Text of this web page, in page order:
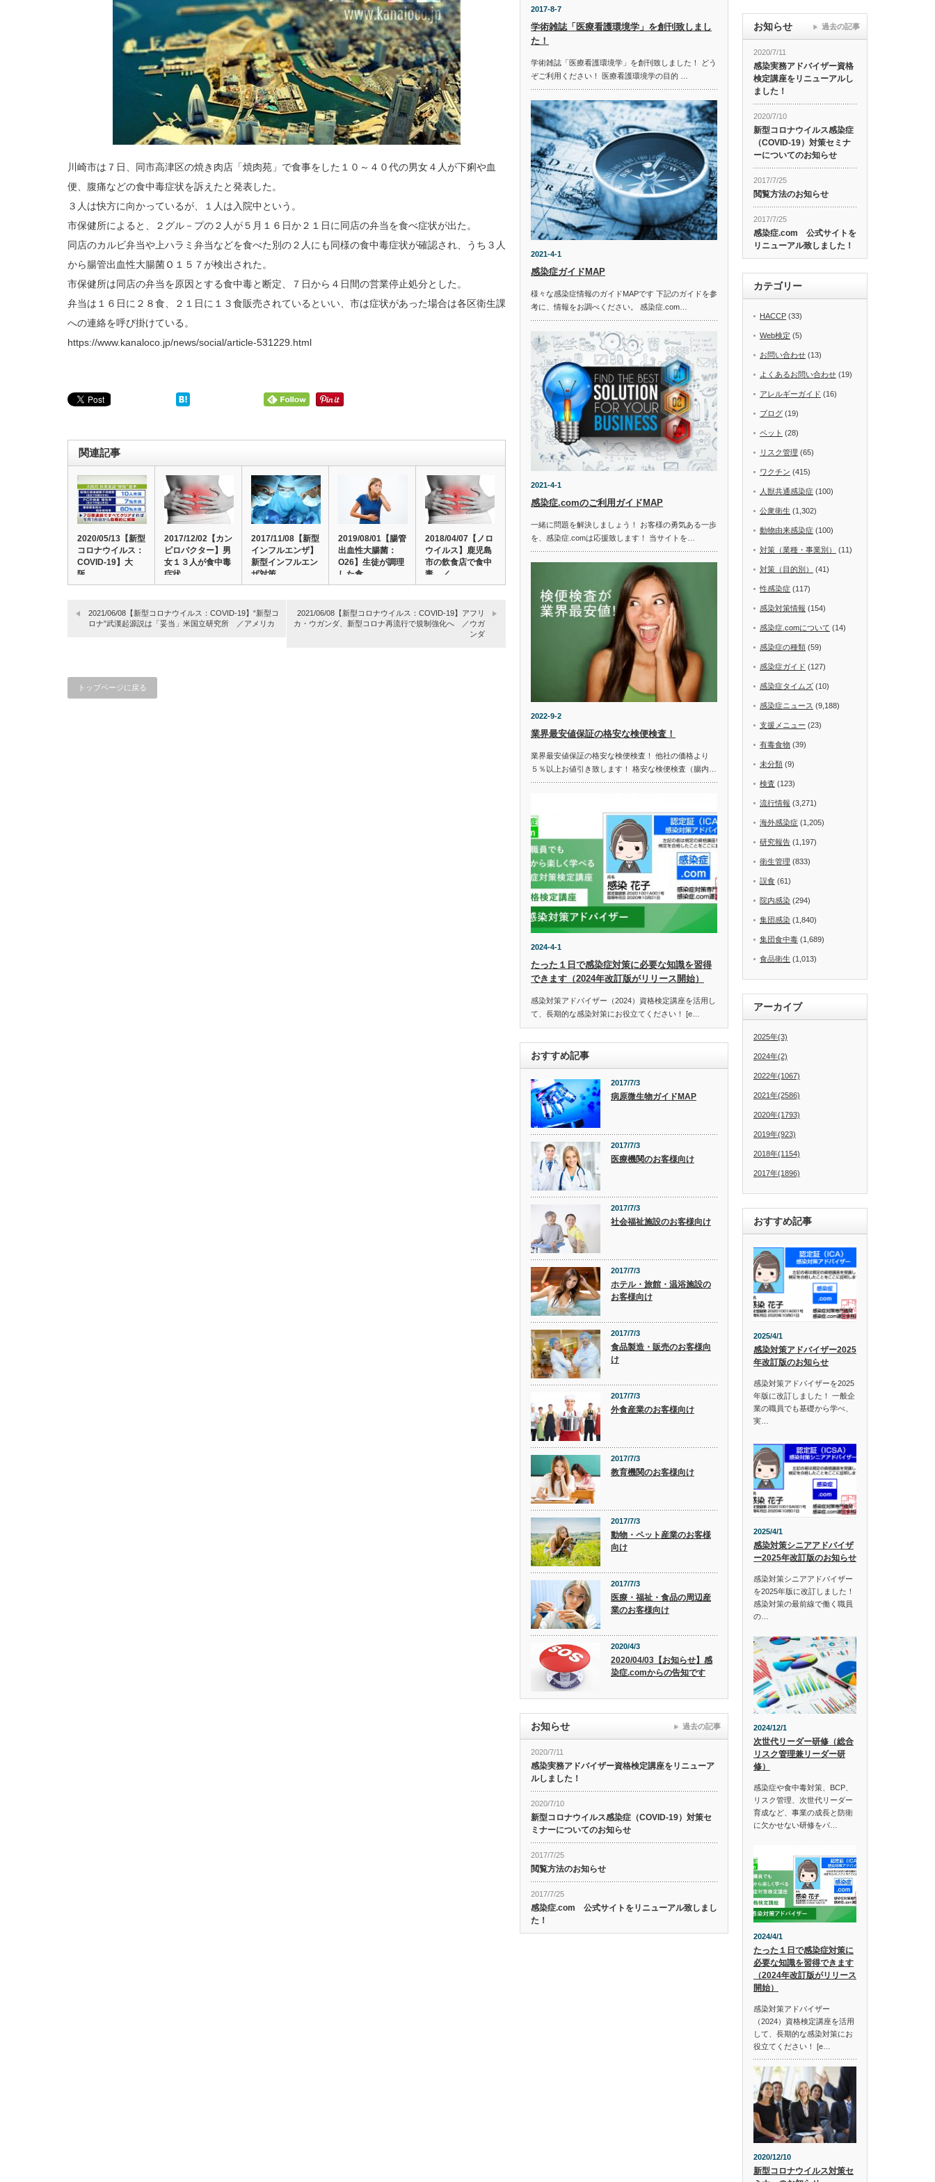
川崎市は７日、同市高津区の焼き肉店「焼肉苑」で食事をした１０～４０代の男女４人が下痢や血
便、腹痛などの食中毒症状を訴えたと発表した。
３人は快方に向かっているが、１人は入院中という。
市保健所によると、２グル－プの２人が５月１６日か２１日に同店の弁当を食べ症状が出た。
同店のカルビ弁当や上ハラミ弁当などを食べた別の２人にも同様の食中毒症状が確認され、うち３人
から腸管出血性大腸菌Ｏ１５７が検出された。
市保健所は同店の弁当を原因とする食中毒と断定、７日から４日間の営業停止処分とした。
弁当は１６日に２８食、２１日に１３食販売されているといい、市は症状があった場合は各区衛生課
への連絡を呼び掛けている。
https://www.kanaloco.jp/news/social/article-531229.html
関連記事
2020/05/13【新型
コロナウイルス：
COVID-19】大
阪…
2017/12/02【カン
ピロバクター】男
女１３人が食中毒
症状 …
2017/11/08【新型
インフルエンザ】
新型インフルエン
ザ対策…
2019/08/01【腸管
出血性大腸菌：
O26】生徒が調理
した食…
2018/04/07【ノロ
ウイルス】鹿児島
市の飲食店で食中
毒 ／…
2021/06/08【新型コロナウイルス：COVID-19】“新型コ
ロナ”武漢起源説は「妥当」米国立研究所 ／アメリカ
2021/06/08【新型コロナウイルス：COVID-19】アフリ
カ・ウガンダ、新型コロナ再流行で規制強化へ ／ウガ
ンダ
トップページに戻る
2017-8-7
学術雑誌「医療看護環境学」を創刊致しまし
た！
学術雑誌「医療看護環境学」を創刊致しました！ どう
ぞご利用ください！ 医療看護環境学の目的 …
2021-4-1
感染症ガイドMAP
様々な感染症情報のガイドMAPです 下記のガイドを参
考に、情報をお調べください。 感染症.com…
2021-4-1
感染症.comのご利用ガイドMAP
一緒に問題を解決しましょう！ お客様の勇気ある一歩
を、感染症.comは応援致します！ 当サイトを…
2022-9-2
業界最安値保証の格安な検便検査！
業界最安値保証の格安な検便検査！ 他社の価格より
５％以上お値引き致します！ 格安な検便検査（腸内…
2024-4-1
たった１日で感染症対策に必要な知識を習得
できます（2024年改訂版がリリース開始）
感染対策アドバイザー（2024）資格検定講座を活用し
て、長期的な感染対策にお役立てください！ [e…
おすすめ記事
2017/7/3
病原微生物ガイドMAP
2017/7/3
医療機関のお客様向け
2017/7/3
社会福祉施設のお客様向け
2017/7/3
ホテル・旅館・温浴施設の
お客様向け
2017/7/3
食品製造・販売のお客様向
け
2017/7/3
外食産業のお客様向け
2017/7/3
教育機関のお客様向け
2017/7/3
動物・ペット産業のお客様
向け
2017/7/3
医療・福祉・食品の周辺産
業のお客様向け
2020/4/3
2020/04/03【お知らせ】感
染症.comからの告知です
お知らせ
2020/7/11
感染実務アドバイザー資格検定講座をリニューア
ルしました！
2020/7/10
新型コロナウイルス感染症（COVID-19）対策セ
ミナーについてのお知らせ
2017/7/25
閲覧方法のお知らせ
2017/7/25
感染症.com 公式サイトをリニューアル致しまし
た！
過去の記事
お知らせ
2020/7/11
感染実務アドバイザー資格
検定講座をリニューアルし
ました！
2020/7/10
新型コロナウイルス感染症
（COVID-19）対策セミナ
ーについてのお知らせ
2017/7/25
閲覧方法のお知らせ
2017/7/25
感染症.com 公式サイトを
リニューアル致しました！
過去の記事
カテゴリー
HACCP (33)
Web検定 (5)
お問い合わせ (13)
よくあるお問い合わせ (19)
アレルギーガイド (16)
ブログ (19)
ペット (28)
リスク管理 (65)
ワクチン (415)
人獣共通感染症 (100)
公衆衛生 (1,302)
動物由来感染症 (100)
対策（業種・事業別） (11)
対策（目的別） (41)
性感染症 (117)
感染対策情報 (154)
感染症.comについて (14)
感染症の種類 (59)
感染症ガイド (127)
感染症タイムズ (10)
感染症ニュース (9,188)
支援メニュー (23)
有毒食物 (39)
未分類 (9)
検査 (123)
流行情報 (3,271)
海外感染症 (1,205)
研究報告 (1,197)
衛生管理 (833)
誤食 (61)
院内感染 (294)
集団感染 (1,840)
集団食中毒 (1,689)
食品衛生 (1,013)
アーカイブ
2025年(3)
2024年(2)
2022年(1067)
2021年(2586)
2020年(1793)
2019年(923)
2018年(1154)
2017年(1896)
おすすめ記事
2025/4/1
感染対策アドバイザー2025
年改訂版のお知らせ
感染対策アドバイザーを2025
年版に改訂しました！ 一般企
業の職員でも基礎から学べ、
実…
2025/4/1
感染対策シニアアドバイザ
ー2025年改訂版のお知らせ
感染対策シニアアドバイザー
を2025年版に改訂しました！
感染対策の最前線で働く職員
の…
2024/12/1
次世代リーダー研修（総合
リスク管理兼リーダー研
修）
感染症や食中毒対策、BCP、
リスク管理、次世代リーダー
育成など、事業の成長と防衛
に欠かせない研修をパ…
2024/4/1
たった１日で感染症対策に
必要な知識を習得できます
（2024年改訂版がリリース
開始）
感染対策アドバイザー
（2024）資格検定講座を活用
して、長期的な感染対策にお
役立てください！ [e…
2020/12/10
新型コロナウイルス対策セ